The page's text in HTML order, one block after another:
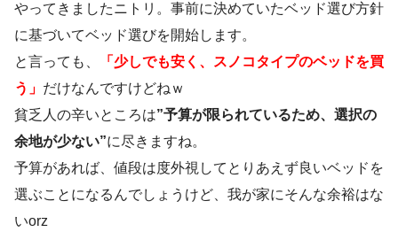
やってきましたニトリ。事前に決めていたベッド選び方針
に基づいてベッド選びを開始します。
と言っても、
「少しでも安く、スノコタイプのベッドを買
う」 だけなんですけどねｗ
貧乏人の辛いところは”予算が限られているため、選択の
余地が少ない”に尽きますね。
予算があれば、値段は度外視してとりあえず良いベッドを
選ぶことになるんでしょうけど、我が家にそんな余裕はな
いorz